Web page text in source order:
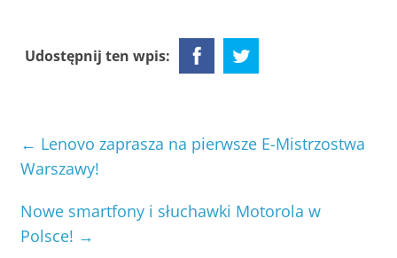
Udostępnij ten wpis:
← Lenovo zaprasza na pierwsze E-Mistrzostwa
Warszawy!
Nowe smartfony i słuchawki Motorola w
Polsce! →